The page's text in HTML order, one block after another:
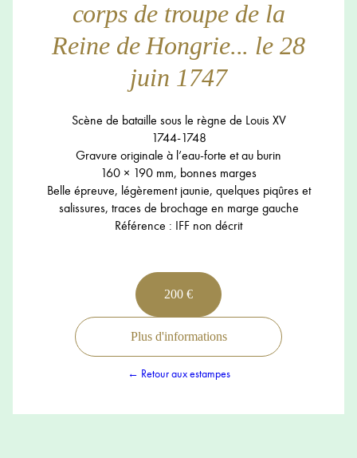
corps de troupe de la
Reine de Hongrie... le 28
juin 1747
Scène de bataille sous le règne de Louis XV
1744-1748
Gravure originale à l’eau-forte et au burin
160 × 190 mm, bonnes marges
Belle épreuve, légèrement jaunie, quelques piqûres et
salissures, traces de brochage en marge gauche
Référence : IFF non décrit
200 €
Plus d'informations
← Retour aux estampes